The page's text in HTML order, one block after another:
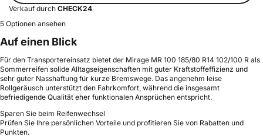
Verkauf durch CHECK24
5 Optionen ansehen
Auf einen Blick
Für den Transportereinsatz bietet der Mirage MR 100 185/80 R14 102/100 R als
Sommerreifen solide Alltagseigenschaften mit guter Kraftstoffeffizienz und
sehr guter Nasshaftung für kurze Bremswege. Das angenehm leise
Rollgeräusch unterstützt den Fahrkomfort, während die insgesamt
befriedigende Qualität eher funktionalen Ansprüchen entspricht.
Sparen Sie beim Reifenwechsel
Prüfen Sie Ihre persönlichen Vorteile und profitieren Sie von Rabatten und
Punkten.